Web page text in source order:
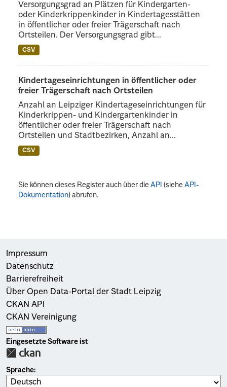
Versorgungsgrad an Plätzen für Kindergarten-
oder Kinderkrippenkinder in Kindertagesstätten
in öffentlicher oder freier Trägerschaft nach
Ortsteilen. Der Versorgungsgrad gibt...
CSV
Kindertageseinrichtungen in öffentlicher oder
freier Trägerschaft nach Ortsteilen
Anzahl an Leipziger Kindertageseinrichtungen für
Kinderkrippen- und Kindergartenkinder in
öffentlicher oder freier Trägerschaft nach
Ortsteilen und Stadtbezirken, Anzahl an...
CSV
Sie können dieses Register auch über dieAPI (sieheAPI-
Dokumentation) abrufen.
Impressum
Datenschutz
Barrierefreiheit
Über Open Data-Portal der Stadt Leipzig
CKAN API
CKAN Vereinigung
Eingesetzte Software ist
Sprache